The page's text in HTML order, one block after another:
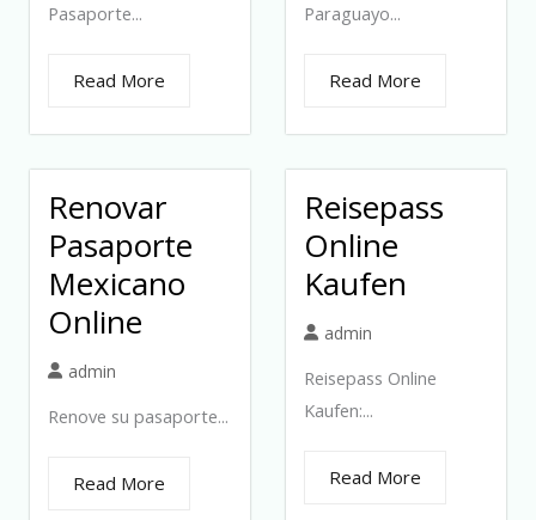
Pasaporte...
Read More
Paraguayo...
Read More
Renovar
Pasaporte
Mexicano
Online
admin
Renove su pasaporte...
Read More
Reisepass
Online
Kaufen
admin
Reisepass Online
Kaufen:...
Read More